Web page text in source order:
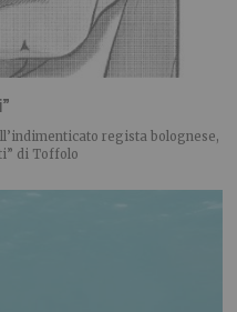
regista bolognese,
di Toffolo